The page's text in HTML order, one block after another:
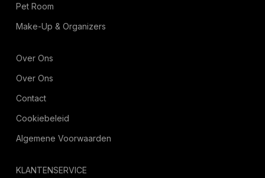
Pet Room
Make-Up & Organizers
Over Ons
Over Ons
Contact
Cookiebeleid
Algemene Voorwaarden
KLANTENSERVICE